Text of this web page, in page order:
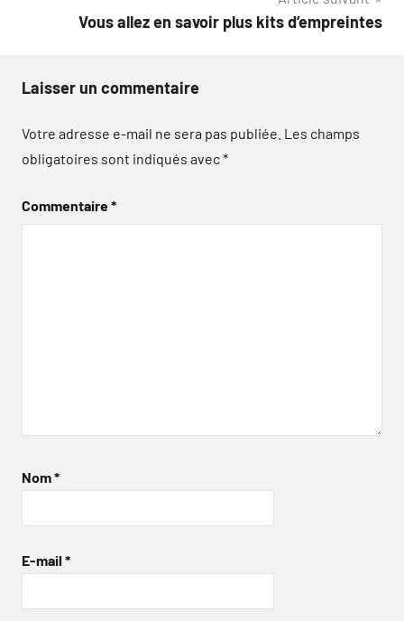
Vous allez en savoir plus kits d’empreintes
Laisser un commentaire
Votre adresse e-mail ne sera pas publiée. Les champs
obligatoires sont indiqués avec*
Commentaire*
Nom*
E-mail *